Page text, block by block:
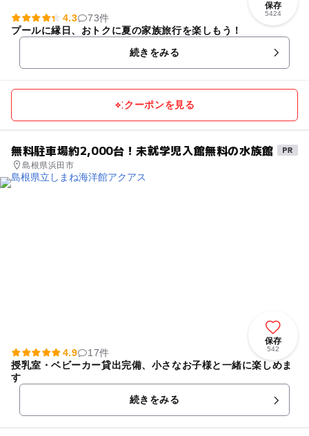
保存
5424
4.3
73件
プールに縁日、おトクに夏の家族旅行を楽しもう！
続きをみる
クーポンを見る
無料駐車場約2,000台！未就学児入館無料の水族館
島根県浜田市
保存
542
4.9
17件
授乳室・ベビーカー貸出完備、小さなお子様と一緒に楽しめま
す
続きをみる